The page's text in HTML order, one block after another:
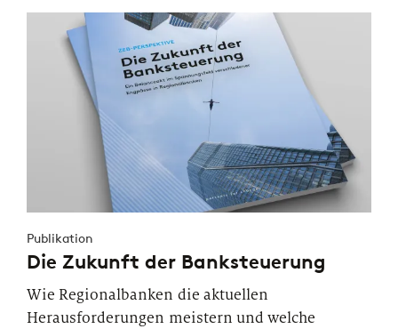
Publikation
Die Zukunft der Banksteuerung
Wie Regionalbanken die aktuellen
Herausforderungen meistern und welche